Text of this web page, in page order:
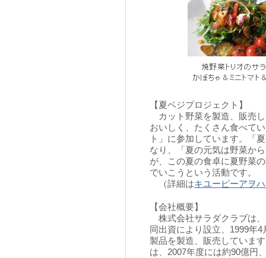
【夏ベジプロジェクト】
カット野菜を製造、販売
おいしく、たくさん食べて
ト」に参加しています。「
なり、「夏の元気は野菜か
が、この夏の食卓に夏野菜
でいこうという活動です。
（詳細はキユーピーアヲ
【会社概要】
株式会社サラダクラブは
同出資により設立、1999年
製品を製造、販売していま
は、2007年度には約90億円